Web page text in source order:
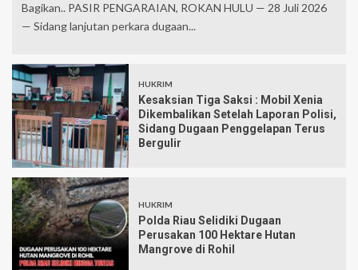
Bagikan.. PASIR PENGARAIAN, ROKAN HULU — 28 Juli 2026
— Sidang lanjutan perkara dugaan...
HUKRIM
Kesaksian Tiga Saksi : Mobil Xenia
Dikembalikan Setelah Laporan Polisi,
Sidang Dugaan Penggelapan Terus
Bergulir
HUKRIM
Polda Riau Selidiki Dugaan
Perusakan 100 Hektare Hutan
Mangrove di Rohil